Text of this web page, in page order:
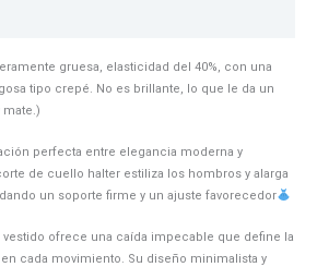
gruesa, elasticidad del 40%, con una
tipo crepé. No es brillante, lo que le da un
perfecta entre elegancia moderna y
de cuello halter estiliza los hombros y alarga
un soporte firme y un ajuste favorecedor
vestido ofrece una caída impecable que define la
cada movimiento. Su diseño minimalista y